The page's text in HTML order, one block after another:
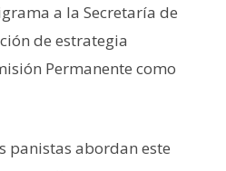
a la Secretaría de
de estrategia
Permanente como
panistas abordan este